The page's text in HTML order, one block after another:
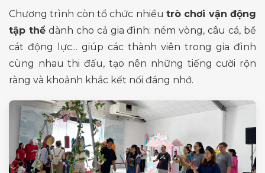
Chương trình còn tổ chức nhiều trò chơi vận động
tập thểdành cho cả gia đình: ném vòng, câu cá, bể
cát động lực... giúp các thành viên trong gia đình
cùng nhau thi đấu, tạo nên những tiếng cười rộn
ràng và khoảnh khắc kết nối đáng nhớ.